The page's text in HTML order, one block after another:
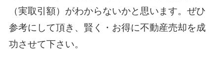
（実取引額）がわからないかと思います。ぜひ
参考にして頂き、賢く・お得に不動産売却を成
功させて下さい。